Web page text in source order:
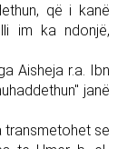
që i kanë
im ka ndonjë,
Aisheja r.a. Ibn
janë
trans­me­tohet se